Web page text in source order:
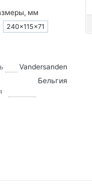
мм
240×115×71
Vandersanden
Бельгия